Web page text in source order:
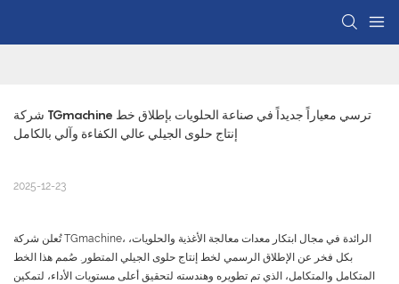
شركة TGmachine ترسي معياراً جديداً في صناعة الحلويات بإطلاق خط
إنتاج حلوى الجيلي عالي الكفاءة وآلي بالكامل
2025-12-23
تُعلن شركة TGmachine، الرائدة في مجال ابتكار معدات معالجة الأغذية والحلويات،
بكل فخر عن الإطلاق الرسمي لخط إنتاج حلوى الجيلي المتطور. صُمم هذا الخط
المتكامل والمتكامل، الذي تم تطويره وهندسته لتحقيق أعلى مستويات الأداء، لتمكين